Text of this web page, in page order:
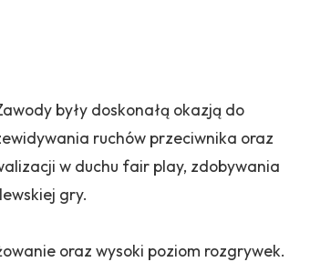
były doskonałą okazją do
ruchów przeciwnika oraz
w duchu fair play, zdobywania
gry.
oraz wysoki poziom rozgrywek.